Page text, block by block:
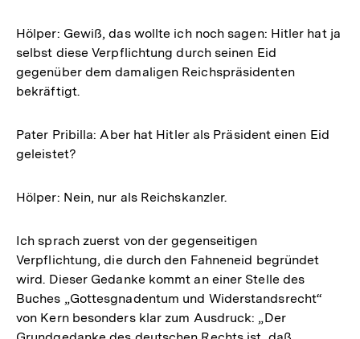
Hölper: Gewiß, das wollte ich noch sagen: Hitler hat ja
selbst diese Verpflichtung durch seinen Eid
gegenüber dem damaligen Reichspräsidenten
bekräftigt.
Pater Pribilla: Aber hat Hitler als Präsident einen Eid
geleistet?
Hölper: Nein, nur als Reichskanzler.
Ich sprach zuerst von der gegenseitigen
Verpflichtung, die durch den Fahneneid begründet
wird. Dieser Gedanke kommt an einer Stelle des
Buches „Gottesgnadentum und Widerstandsrecht“
von Kern besonders klar zum Ausdruck: „Der